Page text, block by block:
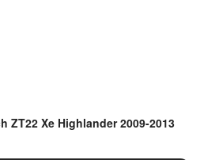
ZT22 Xe Highlander 2009-2013